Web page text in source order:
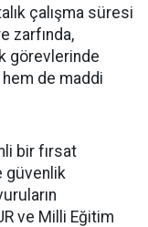
çalışma süresi
zarfında,
görevlerinde
de maddi
bir fırsat
güvenlik
ve Milli Eğitim